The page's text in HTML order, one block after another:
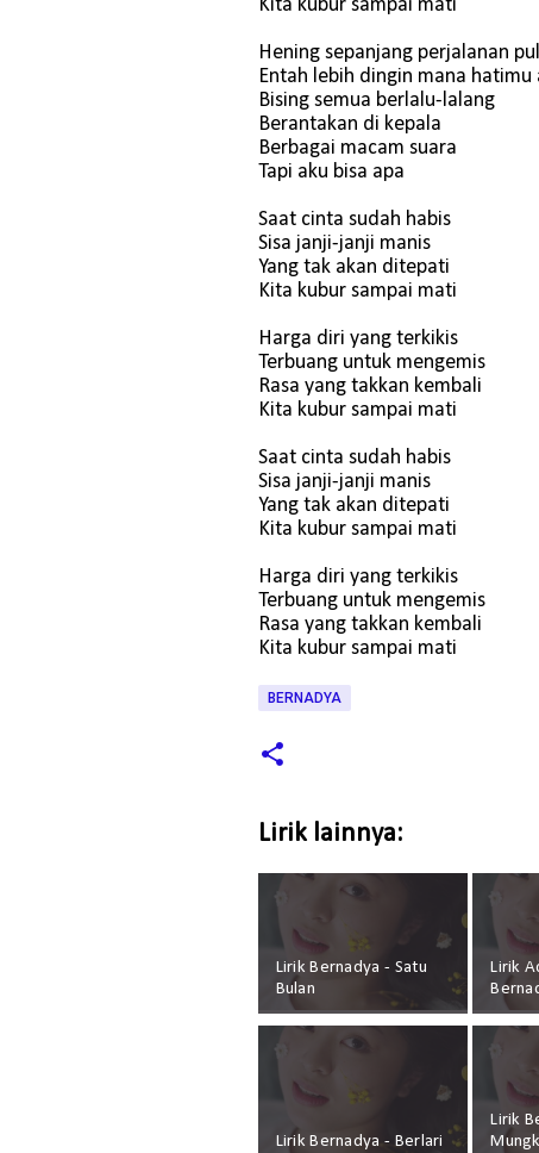
Kita kubur sampai mati
Hening sepanjang perjalanan
Entah lebih dingin mana
Bising semua berlalu-lalang
Berantakan di kepala
Berbagai macam suara
Tapi aku bisa apa
Saat cinta sudah habis
Sisa janji-janji manis
Yang tak akan ditepati
Kita kubur sampai mati
Harga diri yang terkikis
Terbuang untuk mengemis
Rasa yang takkan kembali
Kita kubur sampai mati
Saat cinta sudah habis
Sisa janji-janji manis
Yang tak akan ditepati
Kita kubur sampai mati
Harga diri yang terkikis
Terbuang untuk mengemis
Rasa yang takkan kembali
Kita kubur sampai mati
BERNADYA
Lirik lainnya:
Lirik Bernadya - Satu
Bulan
Lirik
Lirik Bernadya - Berlari
Lirik